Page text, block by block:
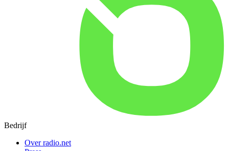
Bedrijf
Over radio.net